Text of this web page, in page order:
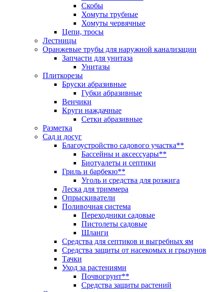
Скобы
Хомуты трубные
Хомуты червячные
Цепи, тросы
Лестницы
Оранжевые трубы для наружной канализации
Запчасти для унитаза
Унитазы
Плиткорезы
Бруски абразивные
Губки абразивные
Венчики
Круги наждачные
Сетки абразивные
Разметка
Сад и досуг
Благоустройство садового участка**
Бассейны и аксессуары**
Биотуалеты и септики
Гриль и барбекю**
Уголь и средства для розжига
Леска для триммера
Опрыскиватели
Поливочная система
Переходники садовые
Пистолеты садовые
Шланги
Средства для септиков и выгребных ям
Средства защиты от насекомых и грызунов
Тачки
Уход за растениями
Почвогрунт**
Средства защиты растений